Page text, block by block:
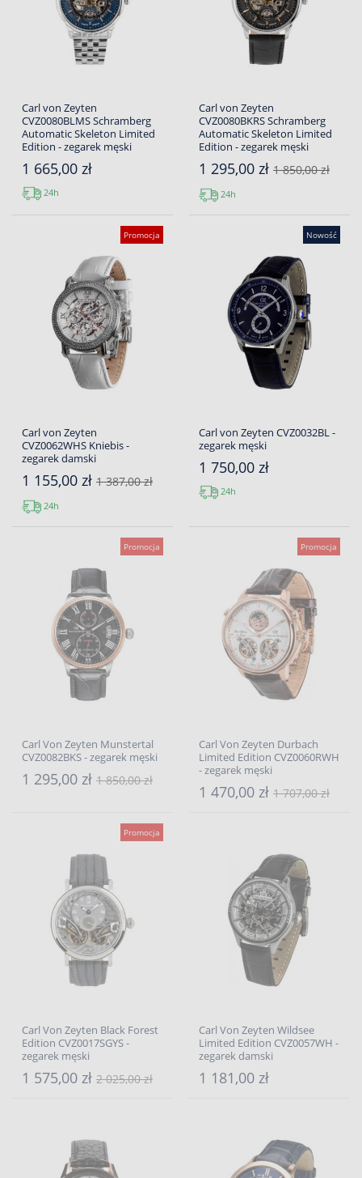
Carl von Zeyten
CVZ0080BLMS Schramberg
Automatic Skeleton Limited
Edition - zegarek męski
1 665,00 zł
24h
Carl von Zeyten
CVZ0080BKRS Schramberg
Automatic Skeleton Limited
Edition - zegarek męski
1 295,00 zł 1 850,00 zł
24h
Promocja
Carl von Zeyten
CVZ0062WHS Kniebis -
zegarek damski
1 155,00 zł 1 387,00 zł
24h
Nowość
Carl von Zeyten CVZ0032BL -
zegarek męski
1 750,00 zł
24h
Promocja
Carl Von Zeyten Munstertal
CVZ0082BKS - zegarek męski
1 295,00 zł 1 850,00 zł
Promocja
Carl Von Zeyten Durbach
Limited Edition CVZ0060RWH
- zegarek męski
1 470,00 zł 1 707,00 zł
Promocja
Carl Von Zeyten Black Forest
Edition CVZ0017SGYS -
zegarek męski
1 575,00 zł 2 025,00 zł
Carl Von Zeyten Wildsee
Limited Edition CVZ0057WH -
zegarek damski
1 181,00 zł